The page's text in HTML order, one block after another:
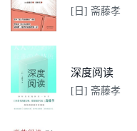
[日] 斋藤孝
深度阅读
[日] 斋藤孝